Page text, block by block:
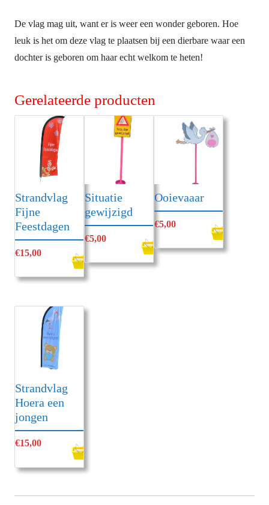
De vlag mag uit, want er is weer een wonder geboren. Hoe
leuk is het om deze vlag te plaatsen bij een dierbare waar een
dochter is geboren om haar echt welkom te heten!
Gerelateerde producten
Strandvlag
Fijne
Feestdagen
€15,00
Situatie
gewijzigd
€5,00
Ooievaaar
€5,00
Strandvlag
Hoera een
jongen
€15,00